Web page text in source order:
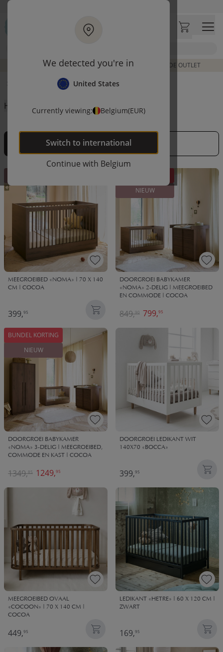
We detected you're in
United States
Currently viewing: Belgium(EUR)
Switch to international
Continue with Belgium
Ga naar hoofdinhoud
DE LAATSTE ITEMS UIT VORIGE COLLECTIES | SHOP DE OUTLET
Babykamer Babybed hout
High-contrast mode
Filteren
MEEGROEIBED «NOMA» | 70 X 140
CM | COCOA
399,95
NIEUW
DOORGROEI BABYKAMER
«NOMA» 2-DELIG | MEEGROEIBED
EN COMMODE | COCOA
799,95
849,90
BUNDEL KORTING
NIEUW
DOORGROEI BABYKAMER
«NOMA» 3-DELIG | MEEGROEIBED,
COMMODE EN KAST | COCOA
1249,95
1349,85
DOORGROEI LEDIKANT WIT
140X70 «BOCCA»
399,95
MEEGROEIBED OVAAL
«COCOON» | 70 X 140 CM |
COCOA
449,95
LEDIKANT «HETRE» | 60 X 120 CM |
ZWART
169,95